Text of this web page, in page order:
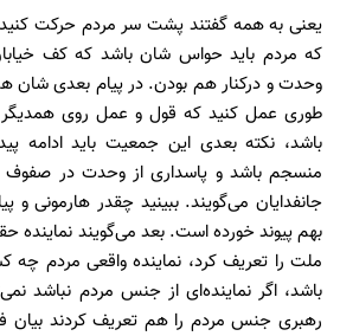
یعنی به همه گفتند پشت سر مردم حرکت
که مردم باید حواس شان باشد که کف خیابان
وحدت و درکنار هم بودن. در پیام بعدی شان
طوری عمل کنید که قول و عمل روی همدیگر
باشد، نکته بعدی این جمعیت باید ادامه
منسجم باشد و پاسداری از وحدت در صفوف
جانفدایان می‌گویند. ببینید چقدر هارمونی
بهم پیوند خورده است. بعد می‌گویند
ملت را تعریف کرد، نماینده واقعی مردم
باشد، اگر نماینده‌ای از جنس مردم نباشد
رهبری جنس مردم را هم تعریف کردند بیان